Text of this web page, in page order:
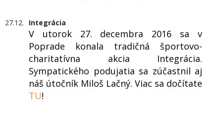
27.12. Integrácia
V utorok 27. decembra 2016 sa v
Poprade konala tradičná športovo-
charitatívna akcia Integrácia.
Sympatického podujatia sa zúčastnil aj
náš útočník Miloš Lačný. Viac sa dočítate
TU!